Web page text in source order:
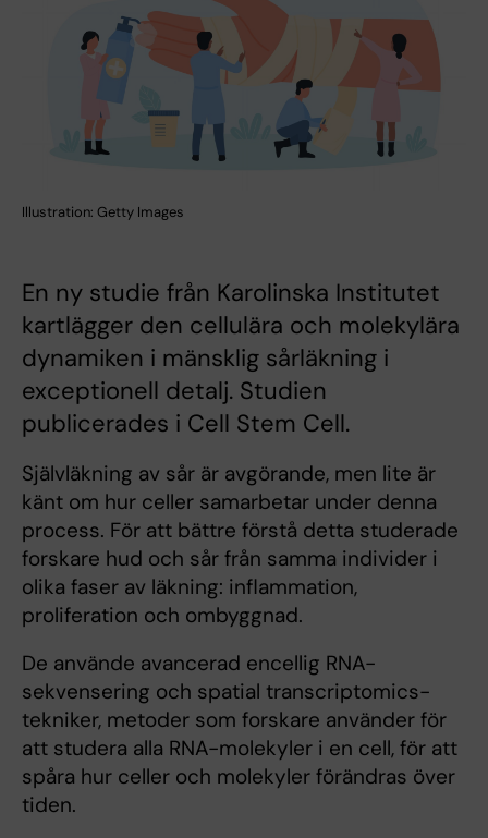
Illustration: Getty Images
En ny studie från Karolinska Institutet
kartlägger den cellulära och molekylära
dynamiken i mänsklig sårläkning i
exceptionell detalj. Studien
publicerades i Cell Stem Cell.
Självläkning av sår är avgörande, men lite är
känt om hur celler samarbetar under denna
process. För att bättre förstå detta studerade
forskare hud och sår från samma individer i
olika faser av läkning: inflammation,
proliferation och ombyggnad.
De använde avancerad encellig RNA-
sekvensering och spatial transcriptomics-
tekniker, metoder som forskare använder för
att studera alla RNA-molekyler i en cell, för att
spåra hur celler och molekyler förändras över
tiden.